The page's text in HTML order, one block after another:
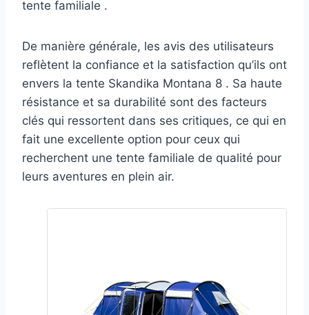
tente familiale .
De manière générale, les avis des utilisateurs
reflètent la confiance et la satisfaction qu’ils ont
envers la tente Skandika Montana 8 . Sa haute
résistance et sa durabilité sont des facteurs
clés qui ressortent dans ses critiques, ce qui en
fait une excellente option pour ceux qui
recherchent une tente familiale de qualité pour
leurs aventures en plein air.